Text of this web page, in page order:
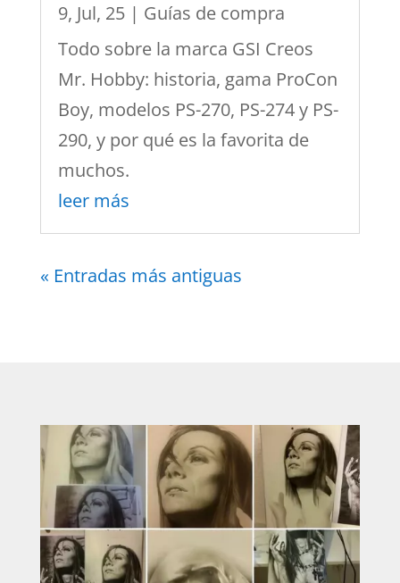
9, Jul, 25| Guías de compra
Todo sobre la marca GSI Creos
Mr. Hobby: historia, gama ProCon
Boy, modelos PS-270, PS-274 y PS-
290, y por qué es la favorita de
muchos.
leer más
« Entradas más antiguas